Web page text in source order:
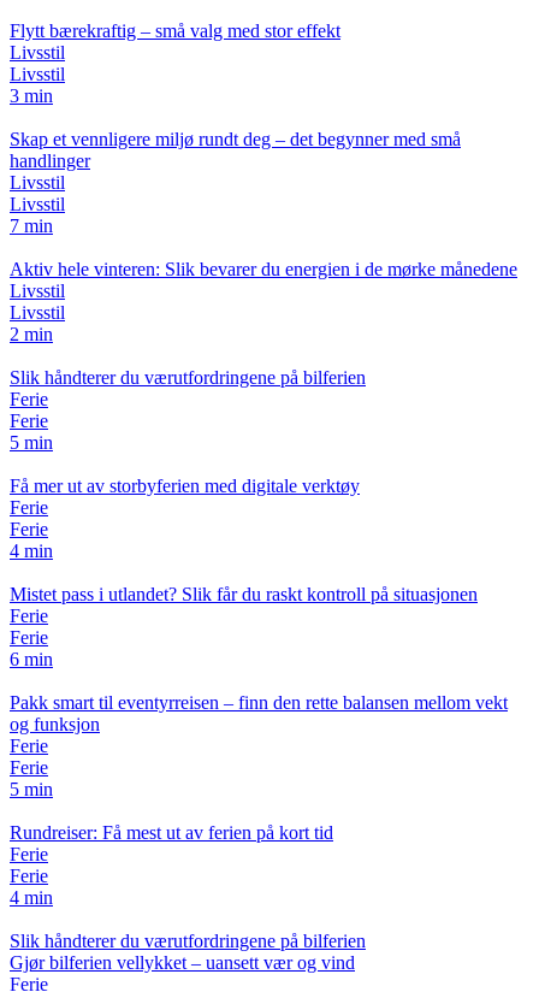
Flytt bærekraftig – små valg med stor effekt
Livsstil
Livsstil
3 min
Skap et vennligere miljø rundt deg – det begynner med små
handlinger
Livsstil
Livsstil
7 min
Aktiv hele vinteren: Slik bevarer du energien i de mørke månedene
Livsstil
Livsstil
2 min
Slik håndterer du værutfordringene på bilferien
Ferie
Ferie
5 min
Få mer ut av storbyferien med digitale verktøy
Ferie
Ferie
4 min
Mistet pass i utlandet? Slik får du raskt kontroll på situasjonen
Ferie
Ferie
6 min
Pakk smart til eventyrreisen – finn den rette balansen mellom vekt
og funksjon
Ferie
Ferie
5 min
Rundreiser: Få mest ut av ferien på kort tid
Ferie
Ferie
4 min
Slik håndterer du værutfordringene på bilferien
Gjør bilferien vellykket – uansett vær og vind
Ferie